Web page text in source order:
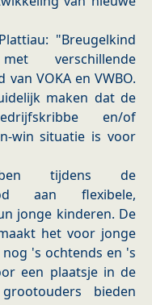
"Breugelkind
verschillende
VOKA en VWBO.
maken dat de
en/of
win situatie is voor
tijdens de
aan flexibele,
jonge kinderen. De
het voor jonge
's ochtends en 's
een plaatsje in de
bieden